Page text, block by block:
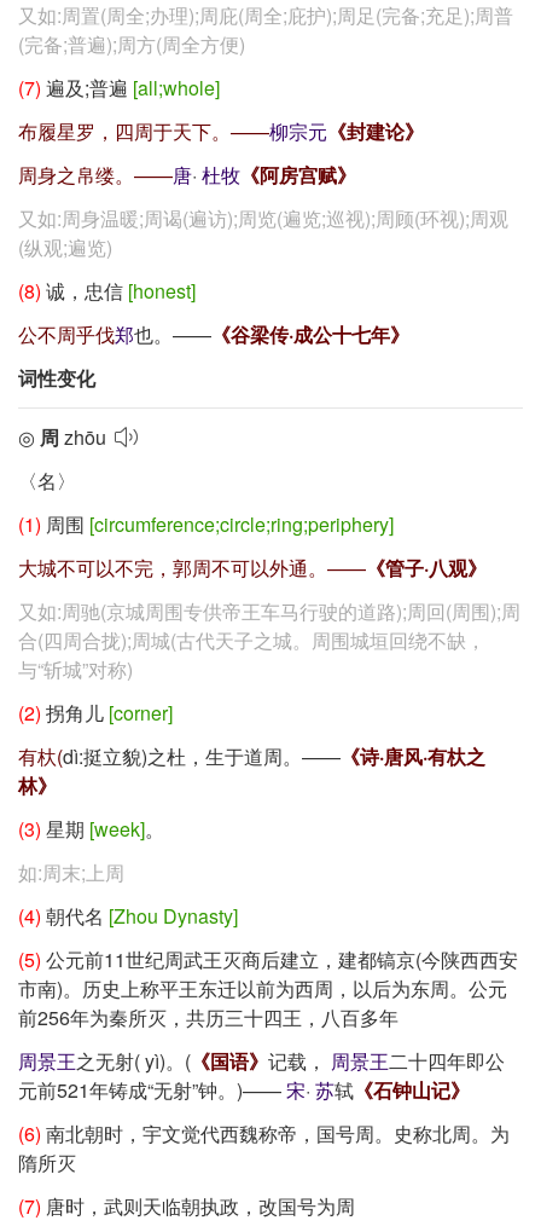
又如:周置(周全;办理);周庇(周全;庇护);周足(完备;充足);周普
(完备;普遍);周方(周全方便)
(7) 遍及;普遍 [all;whole]
布履星罗，四周于天下。——柳宗元 《封建论》
周身之帛缕。——唐· 杜牧 《阿房宫赋》
又如:周身温暖;周谒(遍访);周览(遍览;巡视);周顾(环视);周观
(纵观;遍览)
(8) 诚，忠信 [honest]
公不周乎伐郑也。—— 《谷梁传·成公十七年》
词性变化
◎ 周 zhōu
〈名〉
(1) 周围 [circumference;circle;ring;periphery]
大城不可以不完，郭周不可以外通。—— 《管子·八观》
又如:周驰(京城周围专供帝王车马行驶的道路);周回(周围);周
合(四周合拢);周城(古代天子之城。周围城垣回绕不缺，
与“斩城”对称)
(2) 拐角儿 [corner]
有杕(dì:挺立貌)之杜，生于道周。—— 《诗·唐风·有杕之
林》
(3) 星期 [week]。
如:周末;上周
(4) 朝代名 [Zhou Dynasty]
(5) 公元前11世纪周武王灭商后建立，建都镐京(今陕西西安
市南)。历史上称平王东迁以前为西周，以后为东周。公元
前256年为秦所灭，共历三十四王，八百多年
周景王之无射(yì)。( 《国语》 记载， 周景王二十四年即公
元前521年铸成“无射”钟。)——宋· 苏轼 《石钟山记》
(6) 南北朝时，宇文觉代西魏称帝，国号周。史称北周。为
隋所灭
(7) 唐时，武则天临朝执政，改国号为周